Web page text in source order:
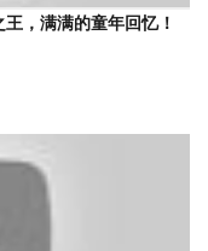
，满满的童年回忆！